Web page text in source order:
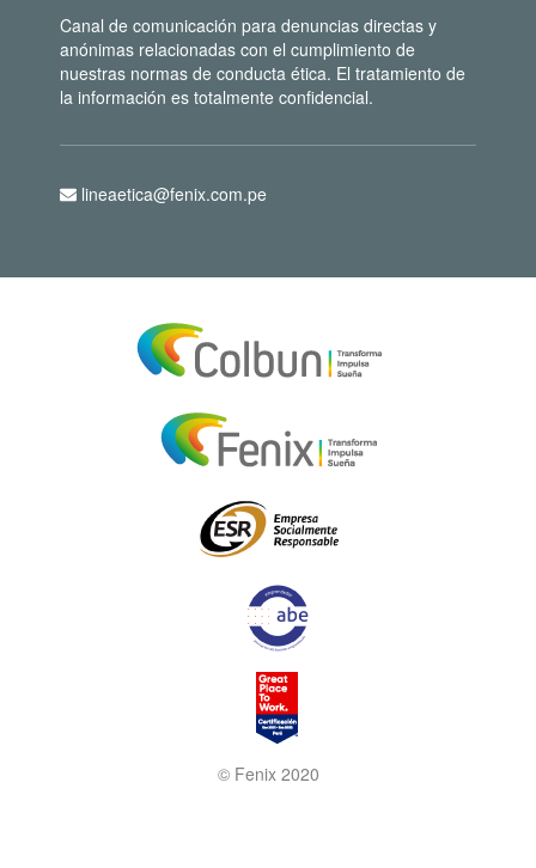
Canal de comunicación para denuncias directas y
anónimas relacionadas con el cumplimiento de
nuestras normas de conducta ética. El tratamiento de
la información es totalmente confidencial.
lineaetica@fenix.com.pe
© Fenix 2020